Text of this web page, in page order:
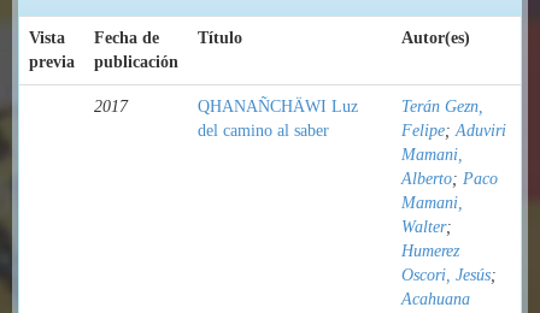
Vista
previa
Fecha de
publicación
Título Autor(es)
2017
QHANAÑCHÄWI Luz
del camino al saber
Terán Gezn,
Felipe;Aduviri
Mamani,
Alberto; Paco
Mamani,
Walter;
Humerez
Oscori, Jesús;
Acahuana